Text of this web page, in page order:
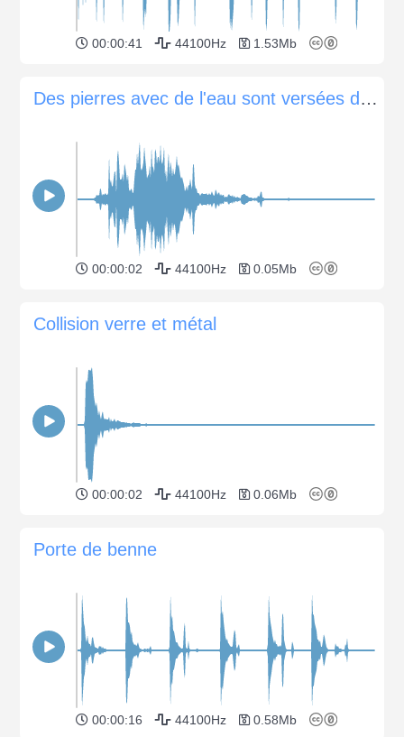
00:00:41 44100Hz 1.53Mb
Des pierres avec de l'eau sont versées dans du ciment
00:00:02 44100Hz 0.05Mb
Collision verre et métal
00:00:02 44100Hz 0.06Mb
Porte de benne
00:00:16 44100Hz 0.58Mb